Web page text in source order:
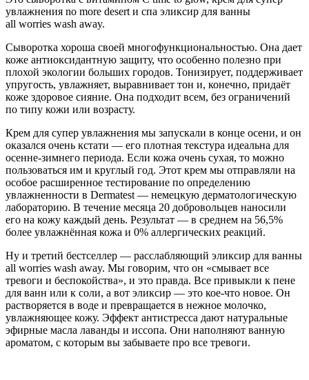
увлажнения no more desert и спа эликсир для ванны
all worries wash away.
Сыворотка хороша своей многофункциональностью. Она дает
коже антиоксидантную защиту, что особенно полезно при
плохой экологии больших городов. Тонизирует, поддерживает
упругость, увлажняет, выравнивает тон и, конечно, придаёт
коже здоровое сияние. Она подходит всем, без ограничений
по типу кожи или возрасту.
Крем для супер увлажнения мы запускали в конце осени, и он
оказался очень кстати — его плотная текстура идеальна для
осенне-зимнего периода. Если кожа очень сухая, то можно
пользоваться им и круглый год. Этот крем мы отправляли на
особое расширенное тестирование по определению
увлажненности в Dermatest — немецкую дерматологическую
лабораторию. В течение месяца 20 добровольцев наносили
его на кожу каждый день. Результат — в среднем на 56,5%
более увлажнённая кожа и 0% аллергических реакций.
Ну и третий бестселлер — расслабляющий эликсир для ванны
all worries wash away. Мы говорим, что он «смывает все
тревоги и беспокойства», и это правда. Все привыкли к пене
для ванн или к соли, а вот эликсир — это кое-что новое. Он
растворяется в воде и превращается в нежное молочко,
увлажняющее кожу. Эффект антистресса дают натуральные
эфирные масла лаванды и иссопа. Они наполняют ванную
ароматом, с которым вы забываете про все тревоги.